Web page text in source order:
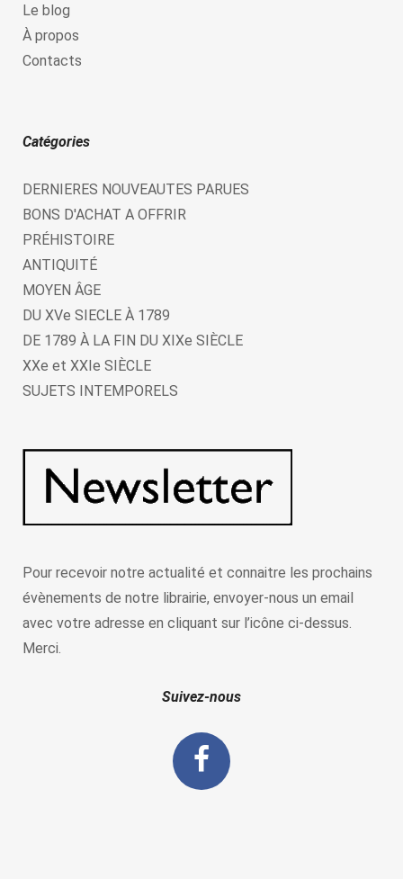
Le blog
À propos
Contacts
Catégories
DERNIERES NOUVEAUTES PARUES
BONS D'ACHAT A OFFRIR
PRÉHISTOIRE
ANTIQUITÉ
MOYEN ÂGE
DU XVe SIECLE À 1789
DE 1789 À LA FIN DU XIXe SIÈCLE
XXe et XXIe SIÈCLE
SUJETS INTEMPORELS
Pour recevoir notre actualité et connaitre les prochains
évènements de notre librairie, envoyer-nous un email
avec votre adresse en cliquant sur l’icône ci-dessus.
Merci.
Suivez-nous